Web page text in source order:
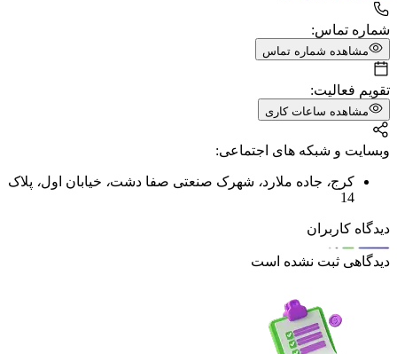
شماره تماس:
مشاهده شماره تماس
تقویم فعالیت:
مشاهده ساعات کاری
وبسایت و شبکه های اجتماعی:
کرج، جاده ملارد، شهرک صنعتی صفا دشت، خیابان اول، پلاک
14
دیدگاه کاربران
دیدگاهی ثبت نشده است